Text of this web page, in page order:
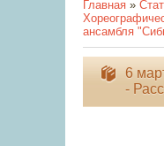
Главная »
ансамбля
6
-